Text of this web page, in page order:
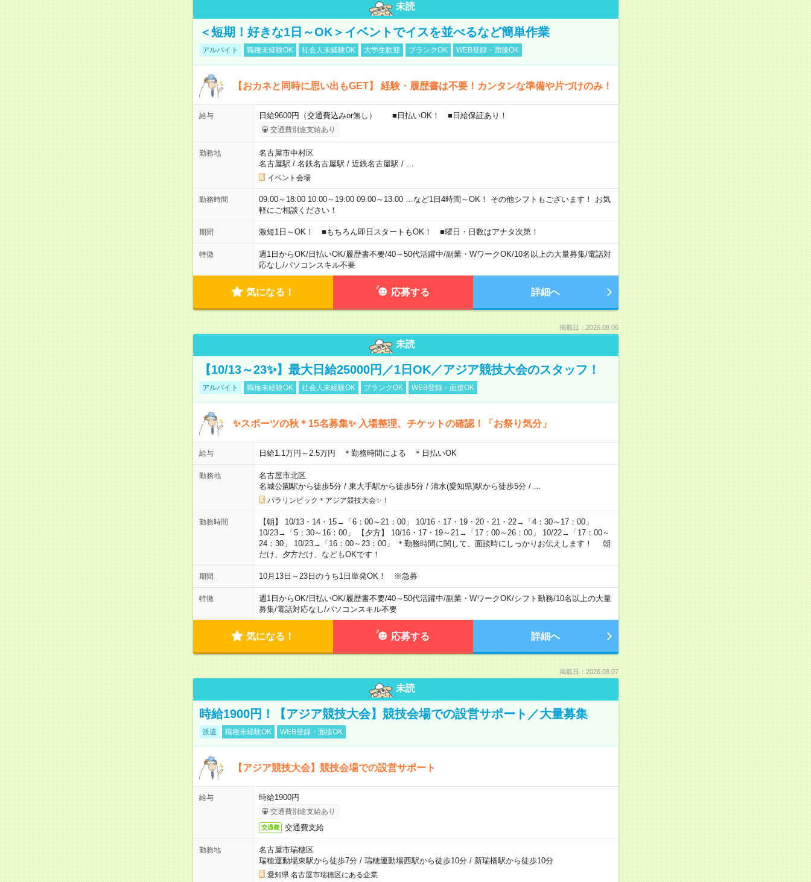
未読
＜短期！好きな1日～OK＞イベントでイスを並べるなど簡単作業
アルバイト 職種未経験OK 社会人未経験OK 大学生歓迎 ブランクOK WEB登録・面接OK
【おカネと同時に思い出もGET】 経験・履歴書は不要！カンタンな準備や片づけのみ！
給与 日給9600円（交通費込みor無し） ■日払いOK！ ■日給保証あり！
交通費別途支給あり
勤務地
名古屋市中村区
名古屋駅 / 名鉄名古屋駅 / 近鉄名古屋駅 /
イベント会場
勤務時間
09:00～18:00 10:00～19:00 09:00～13:00 …など1日4時間～OK！ その他シフトもございます！ お気
軽にご相談ください！
期間 激短1日～OK！ ■もちろん即日スタートもOK！ ■曜日・日数はアナタ次第！
特徴 週1日からOK/日払いOK/履歴書不要/40～50代活躍中/副業・WワークOK/10名以上の大量募集/電話対
応なし/パソコンスキル不要
気になる！ 応募する 詳細へ
掲載日：2026.08.06
未読
【10/13～23✨】最大日給25000円／1日OK／アジア競技大会のスタッフ！
アルバイト 職種未経験OK 社会人未経験OK ブランクOK WEB登録・面接OK
✨スポーツの秋＊15名募集✨ 入場整理、チケットの確認！「お祭り気分」
給与 日給1.1万円～2.5万円 ＊勤務時間による ＊日払いOK
勤務地
名古屋市北区
名城公園駅から徒歩5分/ 東大手駅から徒歩5分/ 清水(愛知県)駅から徒歩5分/
パラリンピック＊アジア競技大会✨！
勤務時間
【朝】 10/13・14・15→「6：00～21：00」 10/16・17・19・20・21・22→「4：30～17：00」
10/23→「5：30～16：00」 【夕方】 10/16・17・19～21→「17：00～26：00」 10/22→「17：00～
24：30」 10/23→「16：00～23：00」 ＊勤務時間に関して、面談時にしっかりお伝えします！ 朝
だけ、夕方だけ、などもOKです！
期間 10月13日～23日のうち1日単発OK！ ※急募
特徴 週1日からOK/日払いOK/履歴書不要/40～50代活躍中/副業・WワークOK/シフト勤務/10名以上の大量
募集/電話対応なし/パソコンスキル不要
気になる！ 応募する 詳細へ
掲載日：2026.08.07
未読
時給1900円！【アジア競技大会】競技会場での設営サポート／大量募集
派遣 職種未経験OK WEB登録・面接OK
【アジア競技大会】競技会場での設営サポート
給与 時給1900円
交通費別途支給あり
交通費 交通費支給
勤務地
名古屋市瑞穂区
瑞穂運動場東駅から徒歩7分/ 瑞穂運動場西駅から徒歩10分/ 新瑞橋駅から徒歩10分
愛知県 名古屋市瑞穂区にある企業